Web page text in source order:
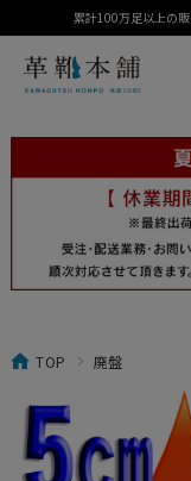
累計100万足以上の
TOP 廃盤